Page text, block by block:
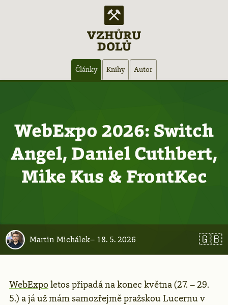
VZHŮRU
DOLŮ
Články Knihy Autor
WebExpo 2026: Switch
Angel, Daniel Cuthbert,
Mike Kus & FrontKec
Martin Michálek– 18. 5. 2026 🇬🇧
WebExpo letos připadá na konec května (27. – 29.
5.) a já už mám samozřejmě pražskou Lucernu v